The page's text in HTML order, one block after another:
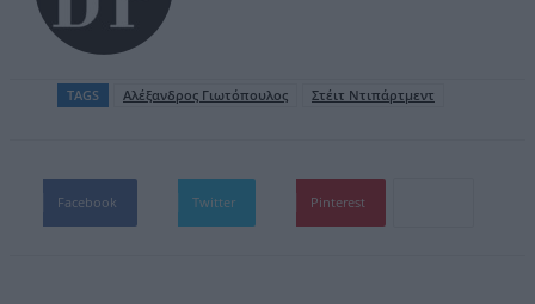
TAGS Αλέξανδρος Γιωτόπουλος Στέιτ Ντιπάρτμεντ
Facebook Twitter Pinterest